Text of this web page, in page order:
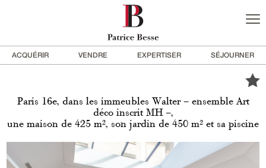
ACQUÉRIR VENDRE EXPERTISER SÉJOURNER
Paris 16e, dans les immeubles Walter – ensemble Art
déco inscrit MH –,
une maison de 425 m², son jardin de 450 m² et sa piscine